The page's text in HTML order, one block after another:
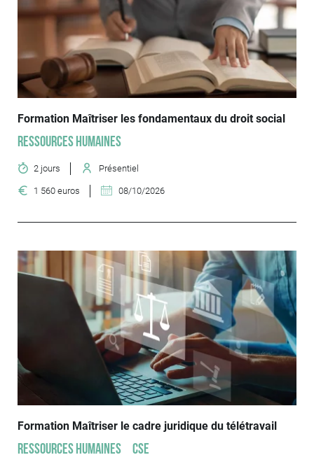
Formation Maîtriser les fondamentaux du droit social
Ressources humaines
2 jours Présentiel
1 560 euros 08/10/2026
Formation Maîtriser le cadre juridique du télétravail
Ressources humaines CSE